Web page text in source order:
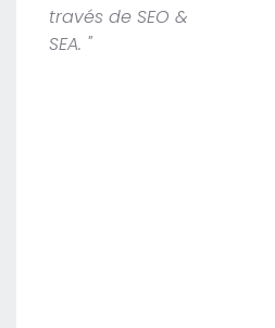
través de SEO &
SEA. "